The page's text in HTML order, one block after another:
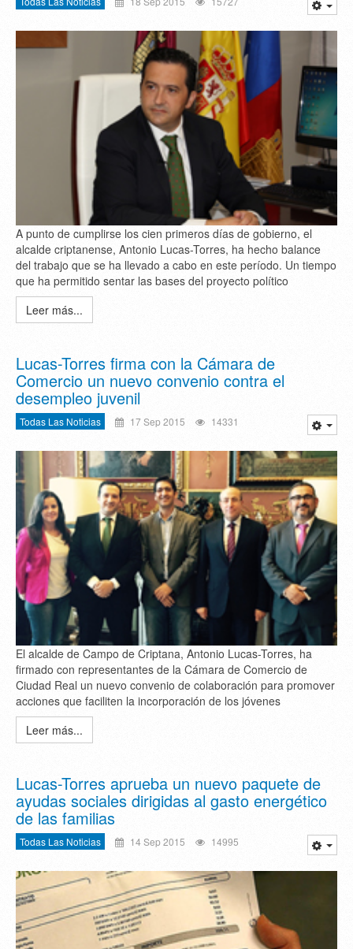
A punto de cumplirse los cien primeros días de gobierno, el
alcalde criptanense, Antonio Lucas-Torres, ha hecho balance
del trabajo que se ha llevado a cabo en este período. Un tiempo
que ha permitido sentar las bases del proyecto político
Leer más...
Lucas-Torres firma con la Cámara de
Comercio un nuevo convenio contra el
desempleo juvenil
Todas Las Noticias 17 Sep 2015 14331
El alcalde de Campo de Criptana, Antonio Lucas-Torres, ha
firmado con representantes de la Cámara de Comercio de
Ciudad Real un nuevo convenio de colaboración para promover
acciones que faciliten la incorporación de los jóvenes
Leer más...
Lucas-Torres aprueba un nuevo paquete de
ayudas sociales dirigidas al gasto energético
de las familias
Todas Las Noticias 14 Sep 2015 14995